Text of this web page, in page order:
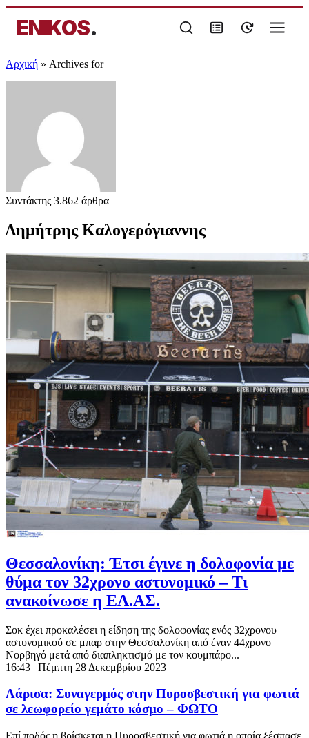
ENIKOS.
Αρχική » Archives for
Συντάκτης 3.862 άρθρα
Δημήτρης Καλογερόγιαννης
Θεσσαλονίκη: Έτσι έγινε η δολοφονία με
θύμα τον 32χρονο αστυνομικό – Τι
ανακοίνωσε η ΕΛ.ΑΣ.
Σοκ έχει προκαλέσει η είδηση της δολοφονίας ενός 32χρονου
αστυνομικού σε μπαρ στην Θεσσαλονίκη από έναν 44χρονο
Νορβηγό μετά από διαπληκτισμό με τον κουμπάρο...
16:43 | Πέμπτη 28 Δεκεμβρίου 2023
Λάρισα: Συναγερμός στην Πυροσβεστική για φωτιά
σε λεωφορείο γεμάτο κόσμο – ΦΩΤΟ
Επί ποδός η βρίσκεται η Πυροσβεστική για φωτιά η οποία ξέσπασε